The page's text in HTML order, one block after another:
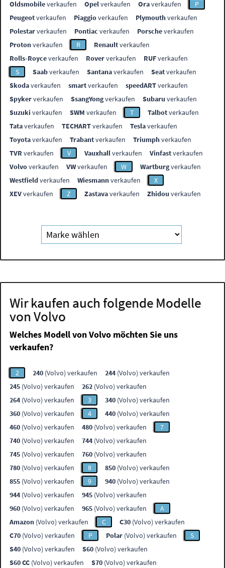
Oldsmobileverkaufen Opelverkaufen Oraverkaufen
P
Peugeotverkaufen Piaggioverkaufen Plymouthverkaufen
Polestarverkaufen Pontiac verkaufen Porscheverkaufen
Protonverkaufen R Renaultverkaufen
Rolls-Royceverkaufen Roververkaufen RUFverkaufen
S
Saabverkaufen Santanaverkaufen Seatverkaufen
Skodaverkaufen smartverkaufen speedARTverkaufen
Spykerverkaufen SsangYongverkaufen Subaru verkaufen
Suzuki verkaufen SWM verkaufen T Talbotverkaufen
Tataverkaufen TECHARTverkaufen Teslaverkaufen
Toyotaverkaufen Trabantverkaufen Triumphverkaufen
TVR verkaufen V Vauxhallverkaufen Vinfastverkaufen
Volvoverkaufen VWverkaufen W Wartburgverkaufen
Westfieldverkaufen Wiesmannverkaufen
X
XEVverkaufen Z Zastavaverkaufen Zhidou verkaufen
Wir kaufen auch folgende Modelle
von Volvo
Welches Modell von Volvo möchten Sie uns
verkaufen?
2 240 (Volvo) verkaufen 244 (Volvo) verkaufen
245 (Volvo) verkaufen 262 (Volvo) verkaufen
264 (Volvo) verkaufen 3 340 (Volvo) verkaufen
360 (Volvo) verkaufen 4 440 (Volvo) verkaufen
460 (Volvo) verkaufen 480 (Volvo) verkaufen
7
740 (Volvo) verkaufen 744 (Volvo) verkaufen
745 (Volvo) verkaufen 760 (Volvo) verkaufen
780 (Volvo) verkaufen 8 850 (Volvo) verkaufen
855 (Volvo) verkaufen 9 940 (Volvo) verkaufen
944 (Volvo) verkaufen 945 (Volvo) verkaufen
960 (Volvo) verkaufen 965 (Volvo) verkaufen
A
Amazon (Volvo) verkaufen C C30 (Volvo) verkaufen
C70 (Volvo) verkaufen P Polar (Volvo) verkaufen
S
S40 (Volvo) verkaufen S60 (Volvo) verkaufen
S60 CC (Volvo) verkaufen S70 (Volvo) verkaufen